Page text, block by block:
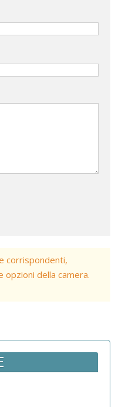
corrispondenti,
opzioni della camera.